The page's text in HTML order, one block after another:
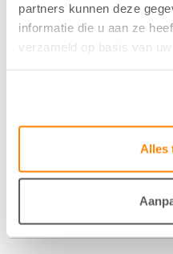
partners kunnen deze
informatie die u aan ze
verzameld op basis van
Alles
Kleur
Spargroen - 381
140 cm
Krimptolerantie hoogte